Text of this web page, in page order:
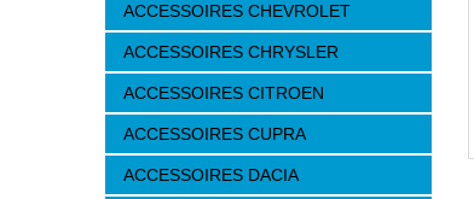
ACCESSOIRES CHEVROLET
ACCESSOIRES CHRYSLER
ACCESSOIRES CITROEN
ACCESSOIRES CUPRA
ACCESSOIRES DACIA